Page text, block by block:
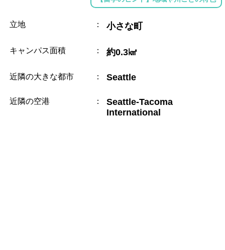
立地 ： 小さな町
キャンパス面積 ： 約0.3㎢
近隣の大きな都市 ： Seattle
近隣の空港 ：
Seattle-Tacoma
International